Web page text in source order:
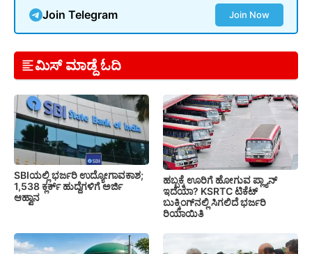
Join Telegram Join Now
ಮಿಸ್ ಮಾಡ್ದೆ ಓದಿ
SBIಯಲ್ಲಿ ಭರ್ಜರಿ ಉದ್ಯೋಗಾವಕಾಶ;
1,538 ಕ್ಲರ್ಕ್ ಹುದ್ದೆಗಳಿಗೆ ಅರ್ಜಿ
ಆಹ್ವಾನ
ಹಬ್ಬಕ್ಕೆ ಊರಿಗೆ ಹೋಗುವ ಪ್ಲ್ಯಾನ್
ಇದೆಯಾ? KSRTC ಟಿಕೆಟ್
ಬುಕ್ಕಿಂಗ್‌ನಲ್ಲಿ ಸಿಗಲಿದೆ ಭರ್ಜರಿ
ರಿಯಾಯಿತಿ